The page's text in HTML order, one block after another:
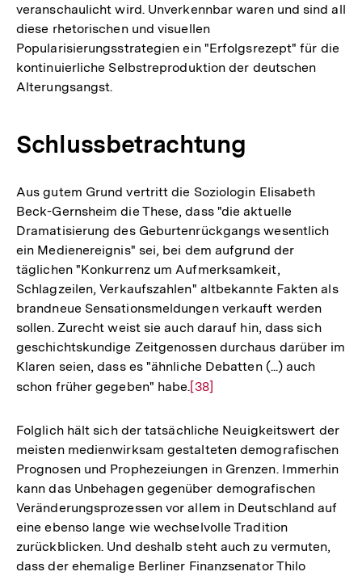
veranschaulicht wird. Unverkennbar waren und sind all
diese rhetorischen und visuellen
Popularisierungsstrategien ein "Erfolgsrezept" für die
kontinuierliche Selbstreproduktion der deutschen
Alterungsangst.
Schlussbetrachtung
Aus gutem Grund vertritt die Soziologin Elisabeth
Beck-Gernsheim die These, dass "die aktuelle
Dramatisierung des Geburtenrückgangs wesentlich
ein Medienereignis" sei, bei dem aufgrund der
täglichen "Konkurrenz um Aufmerksamkeit,
Schlagzeilen, Verkaufszahlen" altbekannte Fakten als
brandneue Sensationsmeldungen verkauft werden
sollen. Zurecht weist sie auch darauf hin, dass sich
geschichtskundige Zeitgenossen durchaus darüber im
Klaren seien, dass es "ähnliche Debatten (...) auch
schon früher gegeben" habe.Zur
der
Fußnote
[38]
Folglich hält sich der tatsächliche Neuigkeitswert der
meisten medienwirksam gestalteten demografischen
Prognosen und Prophezeiungen in Grenzen. Immerhin
kann das Unbehagen gegenüber demografischen
Veränderungsprozessen vor allem in Deutschland auf
eine ebenso lange wie wechselvolle Tradition
zurückblicken. Und deshalb steht auch zu vermuten,
dass der ehemalige Berliner Finanzsenator Thilo